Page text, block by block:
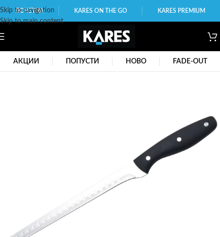
Skip to navigation
Skip to main content
ПОЧЕТНА KARES ON THE GO KARES PREMIUM
АКЦИИ ПОПУСТИ НОВО FADE-OUT